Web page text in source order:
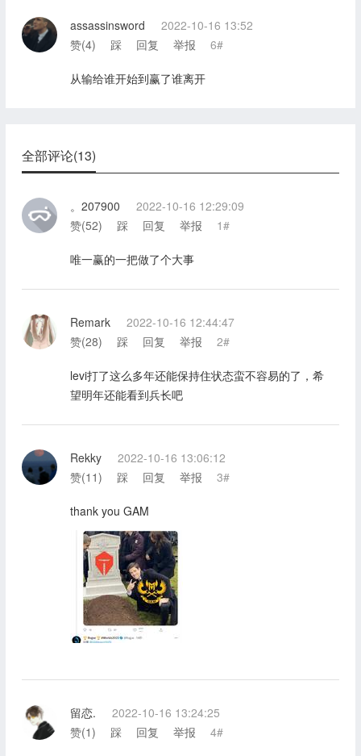
assassinsword
2022-10-16 13:52
赞(4) 踩 回复 举报 6#
从输给谁开始到赢了谁离开
全部评论(13)
。207900
2022-10-16 12:29:09
赞(52) 踩 回复 举报 1#
唯一赢的一把做了个大事
Remark
2022-10-16 12:44:47
赞(28) 踩 回复 举报 2#
levi打了这么多年还能保持住状态蛮不容易的了，希
望明年还能看到兵长吧
Rekky
2022-10-16 13:06:12
赞(11) 踩 回复 举报 3#
thank you GAM
留恋.
2022-10-16 13:24:25
赞(1) 踩 回复 举报 4#